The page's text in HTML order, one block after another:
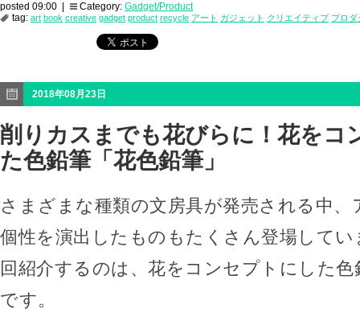
posted 09:00 | Category: Gadget/Product
tag: art book creative gadget product recycle アート ガジェット クリエイティブ プロダ
2018年08月23日
削りカスまでも花びらに！花をコ
た色鉛筆「花色鉛筆」
さまざまな種類の文房具が発売される中
個性を演出したものもたくさん登場して
回紹介するのは、花をコンセプトにした色
です。